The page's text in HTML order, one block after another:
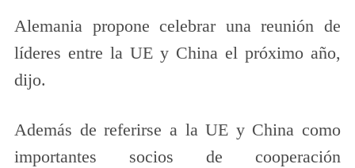
Alemania propone celebrar una reunión de
líderes entre la UE y China el próximo año,
dijo.
Además de referirse a la UE y China como
importantes socios de cooperación